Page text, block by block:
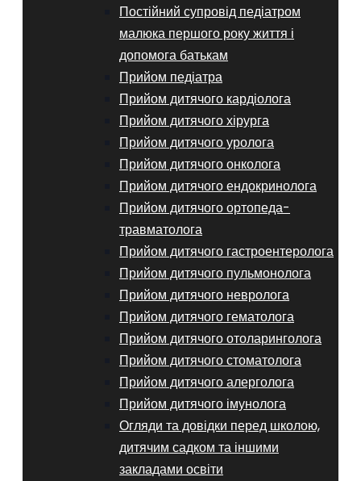
Постійний супровід педіатром
малюка першого року життя і
допомога батькам
Прийом педіатра
Прийом дитячого кардіолога
Прийом дитячого хірурга
Прийом дитячого уролога
Прийом дитячого онколога
Прийом дитячого ендокринолога
Прийом дитячого ортопеда-
травматолога
Прийом дитячого гастроентеролога
Прийом дитячого пульмонолога
Прийом дитячого невролога
Прийом дитячого гематолога
Прийом дитячого отоларинголога
Прийом дитячого стоматолога
Прийом дитячого алерголога
Прийом дитячого імунолога
Огляди та довідки перед школою,
дитячим садком та іншими
закладами освіти